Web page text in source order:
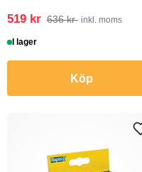
519 kr 636 kr inkl. moms
I lager
Köp